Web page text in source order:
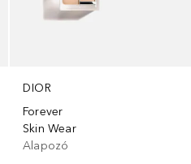
DIOR
Forever
Skin Wear
Alapozó